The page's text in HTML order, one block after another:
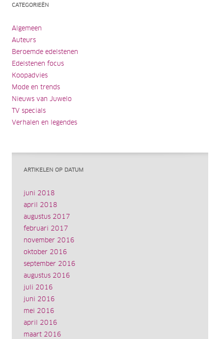
CATEGORIEËN
Algemeen
Auteurs
Beroemde edelstenen
Edelstenen focus
Koopadvies
Mode en trends
Nieuws van Juwelo
TV specials
Verhalen en legendes
ARTIKELEN OP DATUM
juni 2018
april 2018
augustus 2017
februari 2017
november 2016
oktober 2016
september 2016
augustus 2016
juli 2016
juni 2016
mei 2016
april 2016
maart 2016